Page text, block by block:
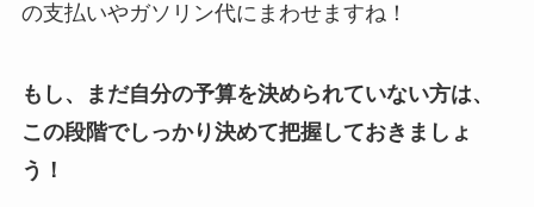
の支払いやガソリン代にまわせますね！
もし、まだ自分の予算を決められていない方は、
この段階でしっかり決めて把握しておきましょ
う！